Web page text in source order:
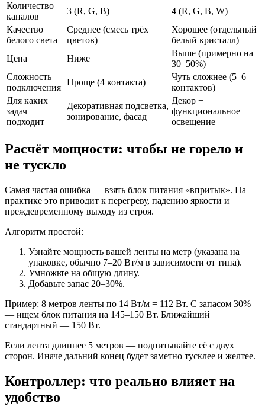
Количество
каналов
3 (R, G, B)
4 (R, G, B, W)
Качество
белого света
Среднее (смесь трёх
цветов)
Хорошее (отдельный
белый кристалл)
Цена
Ниже
Выше (примерно на
30–50%)
Сложность
подключения
Проще (4 контакта)
Чуть сложнее (5–6
контактов)
Для каких
задач
подходит
Декоративная подсветка,
зонирование, фасад
Декор +
функциональное
освещение
Расчёт мощности: чтобы не горело и
не тускло
Самая частая ошибка — взять блок питания «впритык». На
практике это приводит к перегреву, падению яркости и
преждевременному выходу из строя.
Алгоритм простой:
Узнайте мощность вашей ленты на метр (указана на
упаковке, обычно 7–20 Вт/м в зависимости от типа).
Умножьте на общую длину.
Добавьте запас 20–30%.
Пример: 8 метров ленты по 14 Вт/м = 112 Вт. С запасом 30%
— ищем блок питания на 145–150 Вт. Ближайший
стандартный — 150 Вт.
Если лента длиннее 5 метров — подпитывайте её с двух
сторон. Иначе дальний конец будет заметно тусклее и желтее.
Контроллер: что реально влияет на
удобство